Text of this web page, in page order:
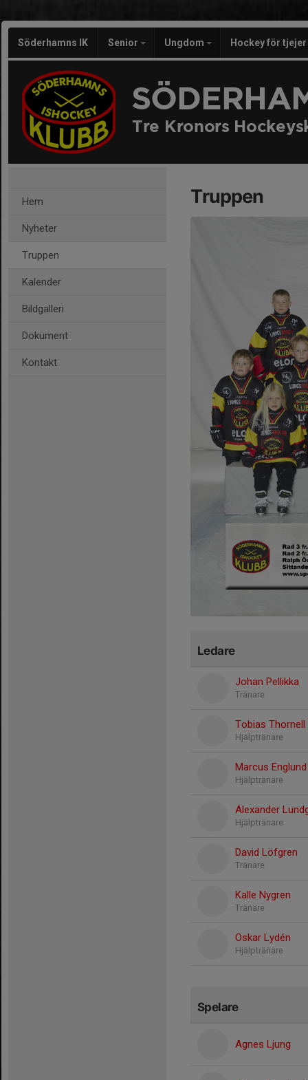
Söderhamns IK Senior Ungdom Hockey för tjejer
Tre Kronors
Hem
Nyheter
Truppen
Kalender
Bildgalleri
Dokument
Kontakt
Truppen
Ledare
Johan Pellikka
Tränare
Tobias Thornell
Hjälptränare
Marcus Englund
Hjälptränare
Alexander
Hjälptränare
David Löfgren
Tränare
Kalle Nygren
Tränare
Oskar Lydén
Hjälptränare
Spelare
Agnes Ljung